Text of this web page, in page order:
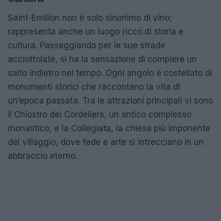
Saint-Emilion non è solo sinonimo di vino;
rappresenta anche un luogo ricco di storia e
cultura. Passeggiando per le sue strade
acciottolate, si ha la sensazione di compiere un
salto indietro nel tempo. Ogni angolo è costellato di
monumenti storici che raccontano la vita di
un’epoca passata. Tra le attrazioni principali vi sono
il Chiostro dei Cordeliers, un antico complesso
monastico, e la Collegiata, la chiesa più imponente
del villaggio, dove fede e arte si intrecciano in un
abbraccio eterno.